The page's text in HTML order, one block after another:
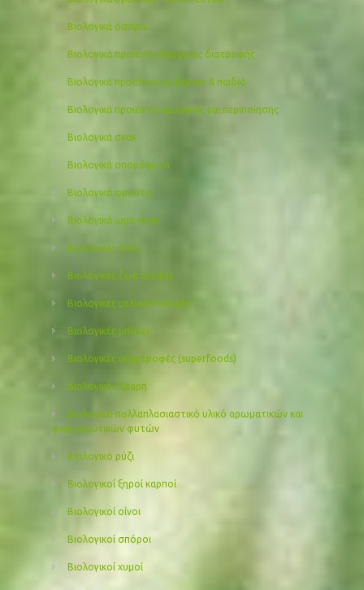
Βιολογικά όσπρια
Βιολογικά προϊόντα βρεφικής διατροφής
Βιολογικά προϊόντα για βρέφη & παιδιά
Βιολογικά προιόντα ομορφιάς και περιποίησης
Βιολογικά σνακ
Βιολογικά σπορόφυτα
Βιολογικά φρούτα
Βιολογικά ωμά σνακ
Βιολογικές ελιές
Βιολογικές ζωοτροφές
Βιολογικές μελισσοτροφές
Βιολογικές μπύρες
Βιολογικές υπερτροφές (superfoods)
Βιολογική ζάχαρη
Βιολογικό πολλαπλασιαστικό υλικό αρωματικών και
φαρμακευτικών φυτών
Βιολογικό ρύζι
Βιολογικοί ξηροί καρποί
Βιολογικοί οίνοι
Βιολογικοί σπόροι
Βιολογικοί χυμοί